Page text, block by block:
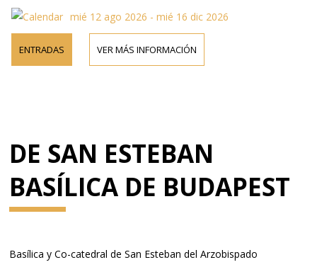
mié 12 ago 2026 - mié 16 dic 2026
ENTRADAS VER MÁS INFORMACIÓN
DE SAN ESTEBAN
BASÍLICA DE BUDAPEST
Basílica y Co-catedral de San Esteban del Arzobispado